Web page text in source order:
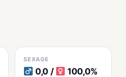
SEXAGE
0,0 / 100,0%